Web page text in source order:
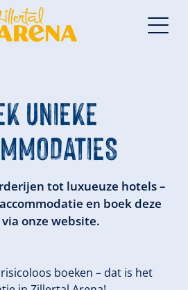
UNIEKE
tot luxueuze hotels –
en boek deze
onze website.
boeken – dat is het